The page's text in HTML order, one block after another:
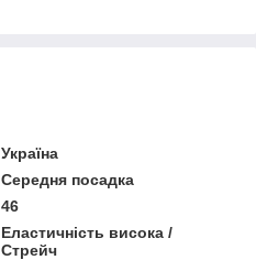
Україна
Середня посадка
46
Еластичність висока /
Стрейч